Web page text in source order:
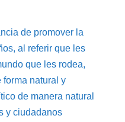
de promover la
al referir que les
que les rodea,
natural y
de manera natural
y ciudadanos